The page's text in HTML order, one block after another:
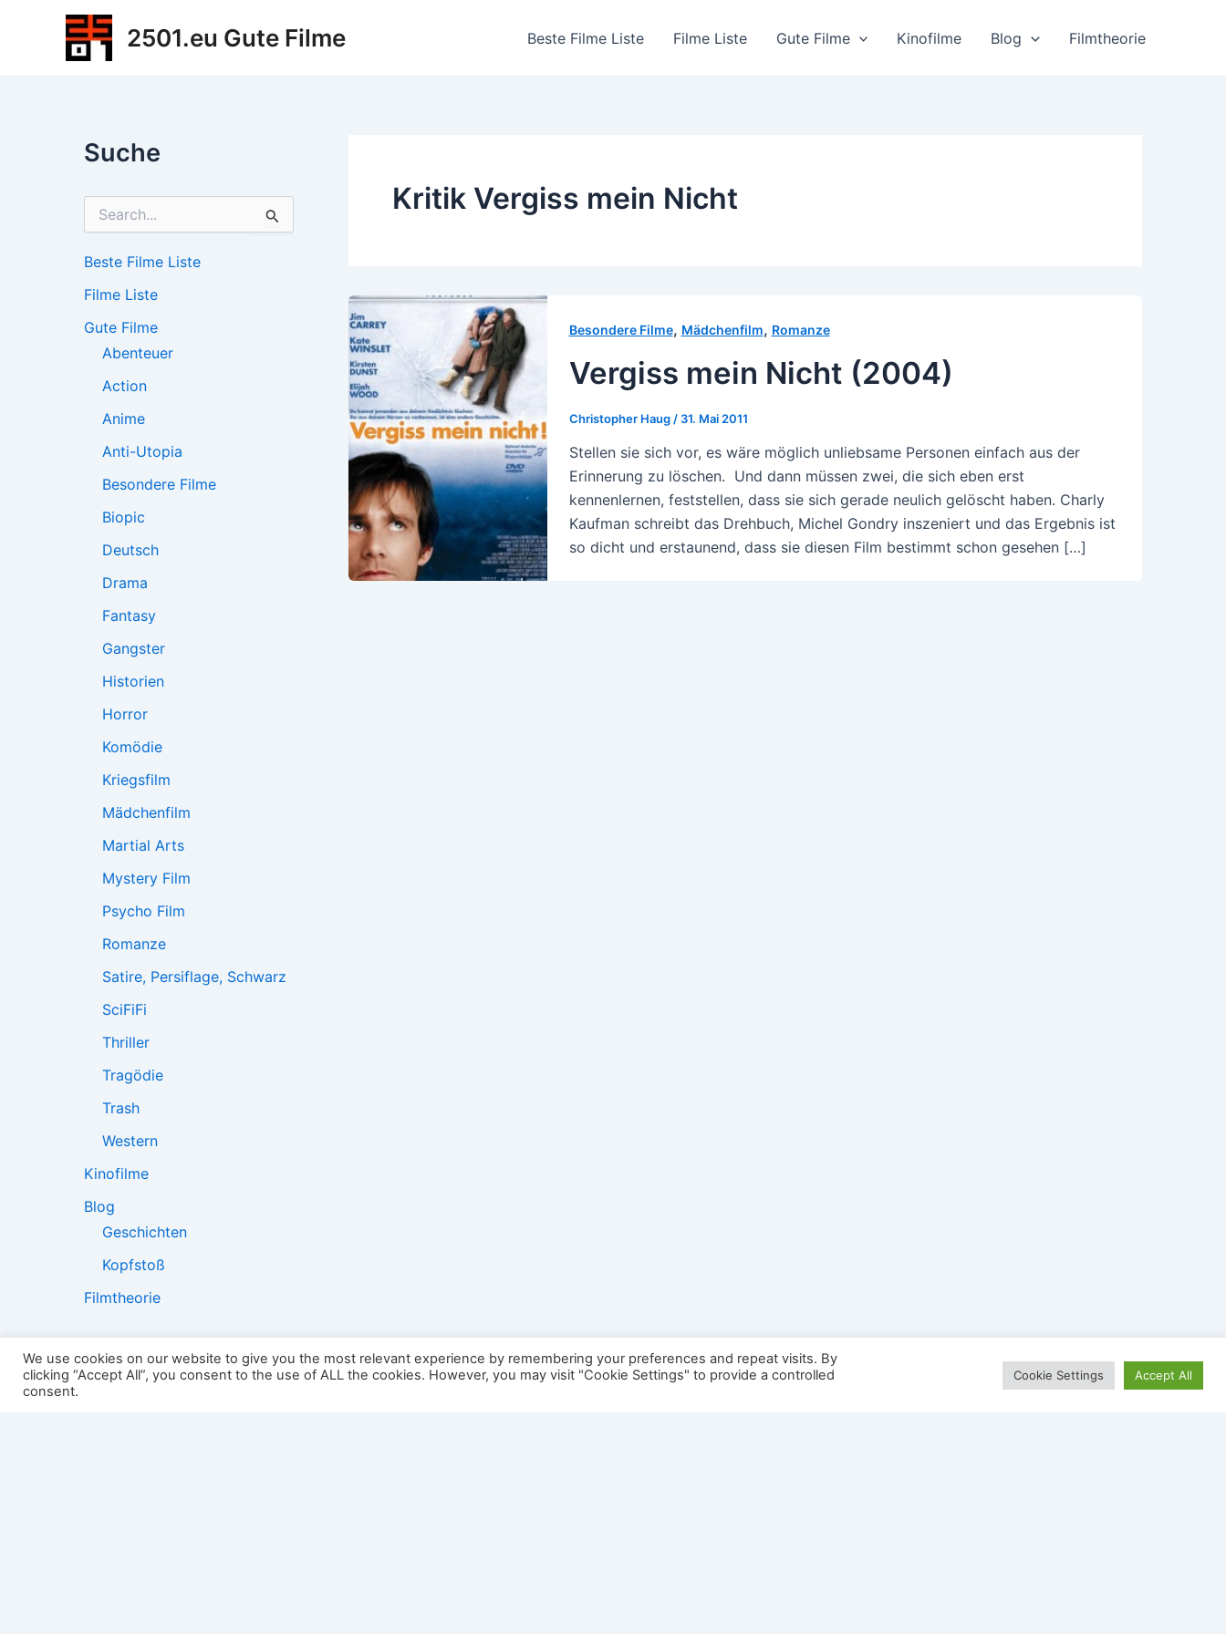
2501.eu Gute Filme Beste Filme Liste Filme Liste Gute Filme Kinofilme Blog Filmtheorie
Suche
h
n
a
Beste Filme Liste
Filme Liste
Gute Filme
Abenteuer
Action
Anime
Anti-Utopia
Besondere Filme
Biopic
Deutsch
Drama
Fantasy
Gangster
Historien
Horror
Komödie
Kriegsfilm
Mädchenfilm
Martial Arts
Mystery Film
Psycho Film
Romanze
Satire, Persiflage, Schwarz
SciFiFi
Thriller
Tragödie
Trash
Western
Kinofilme
Blog
Geschichten
Kopfstoß
Filmtheorie
Kritik Vergiss mein Nicht
Besondere Filme, Mädchenfilm, Romanze
Vergiss mein Nicht (2004)
Christopher Haug / 31. Mai 2011
Stellen sie sich vor, es wäre möglich unliebsame Personen einfach aus der
Erinnerung zu löschen. Und dann müssen zwei, die sich eben erst
kennenlernen, feststellen, dass sie sich gerade neulich gelöscht haben. Charly
Kaufman schreibt das Drehbuch, Michel Gondry inszeniert und das Ergebnis ist
so dicht und erstaunend, dass sie diesen Film bestimmt schon gesehen […]
2501:
We use cookies on our website to give you the most relevant experience by remembering your preferences and repeat visits. By
clicking “Accept All”, you consent to the use of ALL the cookies. However, you may visit "Cookie Settings" to provide a controlled
consent.
Cookie Settings Accept All